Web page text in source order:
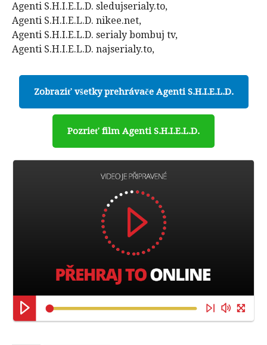
Agenti S.H.I.E.L.D. sledujserialy.to,
Agenti S.H.I.E.L.D. nikee.net,
Agenti S.H.I.E.L.D. serialy bombuj tv,
Agenti S.H.I.E.L.D. najserialy.to,
Zobraziť všetky prehrávače Agenti S.H.I.E.L.D.
Pozrieť film Agenti S.H.I.E.L.D.